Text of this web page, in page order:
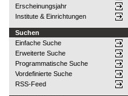
Erscheinungsjahr
Institute & Einrichtungen
Suchen
Einfache Suche
Erweiterte Suche
Programmatische Suche
Vordefinierte Suche
RSS-Feed